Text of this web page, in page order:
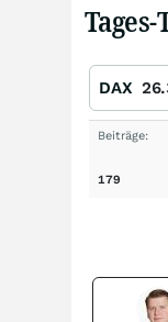
DAX
Beiträge:
179